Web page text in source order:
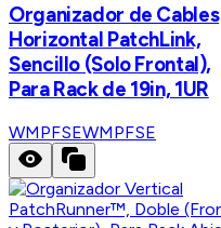
Organizador de Cables
Horizontal PatchLink,
Sencillo (Solo Frontal),
Para Rack de 19in, 1UR
WMPFSEWMPFSE